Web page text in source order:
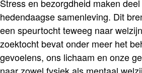
Stress en bezorgdheid maken
hedendaagse samenleving. Dit
een speurtocht teweeg naar
zoektocht bevat onder meer het
gevoelens, ons lichaam en onze